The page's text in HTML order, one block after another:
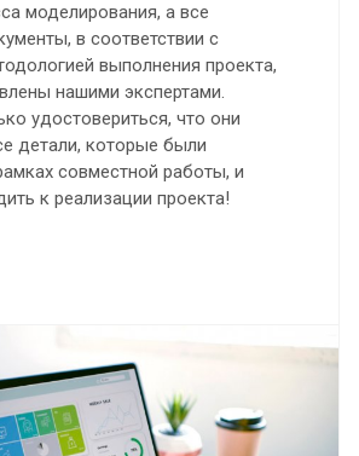
моделирования, а все
в соответствии с
выполнения проекта,
нашими экспертами.
удостовериться, что они
детали, которые были
совместной работы, и
к реализации проекта!